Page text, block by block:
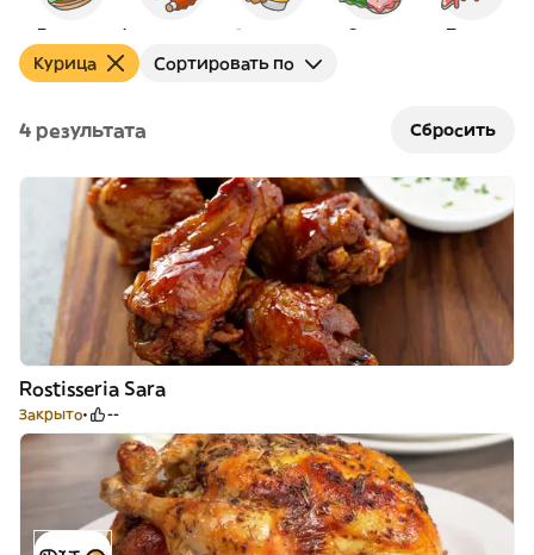
Бургеры Завтраки Снэки Пицца
Курица Сортировать по
4 результата Сбросить
Rostisseria Sara
Закрыто --